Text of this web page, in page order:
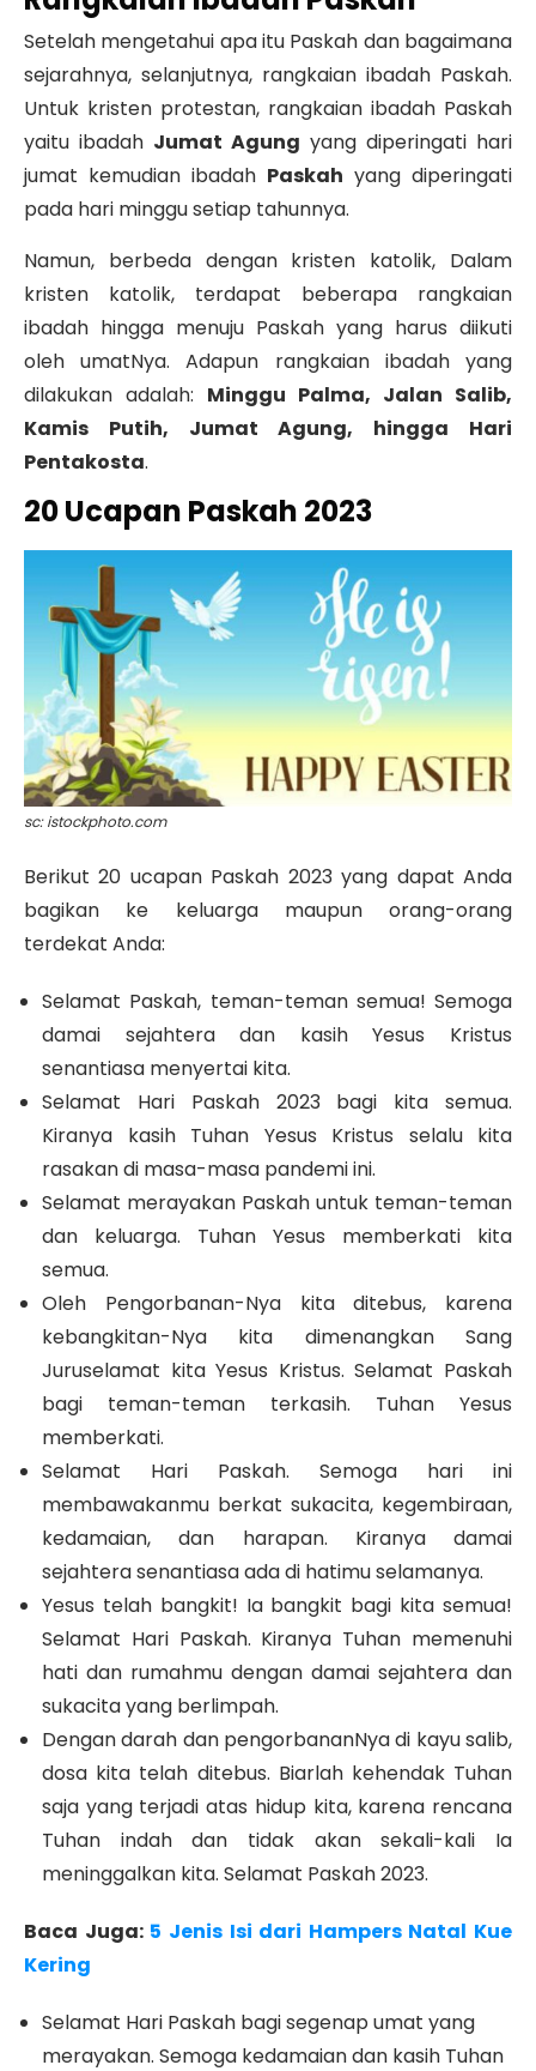
Setelah mengetahui apa itu Paskah dan bagaimana
sejarahnya, selanjutnya, rangkaian ibadah Paskah.
Untuk kristen protestan, rangkaian ibadah Paskah
yaitu ibadah Jumat Agung yang diperingati hari
jumat kemudian ibadah Paskah yang diperingati
pada hari minggu setiap tahunnya.
Namun, berbeda dengan kristen katolik, Dalam
kristen katolik, terdapat beberapa rangkaian
ibadah hingga menuju Paskah yang harus diikuti
oleh umatNya. Adapun rangkaian ibadah yang
dilakukan adalah: Minggu Palma, Jalan Salib,
Kamis Putih, Jumat Agung, hingga Hari
Pentakosta.
20Ucapan Paskah 2023
sc: istockphoto.com
Berikut 20 ucapan Paskah 2023yang dapat Anda
bagikan ke keluarga maupun orang-orang
terdekat Anda:
Selamat Paskah, teman-teman semua! Semoga
damai sejahtera dan kasih Yesus Kristus
senantiasa menyertai kita.
Selamat Hari Paskah 2023 bagi kita semua.
Kiranya kasih Tuhan Yesus Kristus selalu kita
rasakan di masa-masa pandemi ini.
Selamat merayakan Paskah untuk teman-teman
dan keluarga. Tuhan Yesus memberkati kita
semua.
Oleh Pengorbanan-Nya kita ditebus, karena
kebangkitan-Nya kita dimenangkan Sang
Juruselamat kita Yesus Kristus. Selamat Paskah
bagi teman-teman terkasih. Tuhan Yesus
memberkati.
Selamat Hari Paskah. Semoga hari ini
membawakanmu berkat sukacita, kegembiraan,
kedamaian, dan harapan. Kiranya damai
sejahtera senantiasa ada di hatimu selamanya.
Yesus telah bangkit! Ia bangkit bagi kita semua!
Selamat Hari Paskah. Kiranya Tuhan memenuhi
hati dan rumahmu dengan damai sejahtera dan
sukacita yang berlimpah.
Dengan darah dan pengorbananNya di kayu salib,
dosa kita telah ditebus. Biarlah kehendak Tuhan
saja yang terjadi atas hidup kita, karena rencana
Tuhan indah dan tidak akan sekali-kali Ia
meninggalkan kita. Selamat Paskah 2023.
Baca Juga: 5 Jenis Isi dari Hampers Natal Kue
Kering
Selamat Hari Paskah bagi segenap umat yang
merayakan. Semoga kedamaian dan kasih Tuhan